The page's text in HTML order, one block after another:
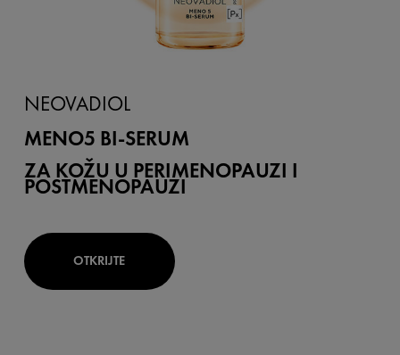
NEOVADIOL
MENO5 BI-SERUM
ZA KOŽU U PERIMENOPAUZI I
POSTMENOPAUZI
OTKRIJTE